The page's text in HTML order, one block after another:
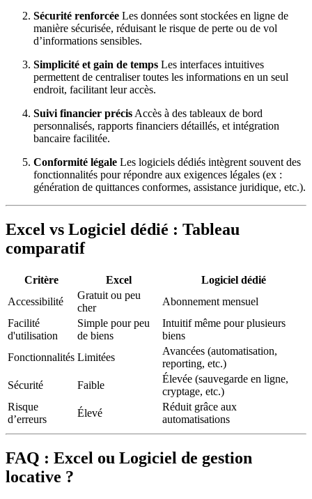
Sécurité renforcée Les données sont stockées en ligne de
manière sécurisée, réduisant le risque de perte ou de vol
d’informations sensibles.
Simplicité et gain de temps Les interfaces intuitives
permettent de centraliser toutes les informations en un seul
endroit, facilitant leur accès.
Suivi financier précis Accès à des tableaux de bord
personnalisés, rapports financiers détaillés, et intégration
bancaire facilitée.
Conformité légale Les logiciels dédiés intègrent souvent des
fonctionnalités pour répondre aux exigences légales (ex :
génération de quittances conformes, assistance juridique, etc.).
Excel vs Logiciel dédié : Tableau
comparatif
Critère Excel
Logiciel dédié
Accessibilité
Gratuit ou peu
cher
Abonnement mensuel
Facilité
d'utilisation
Simple pour peu
de biens
Intuitif même pour plusieurs
biens
Fonctionnalités Limitées
Avancées (automatisation,
reporting, etc.)
Sécurité
Faible
Élevée (sauvegarde en ligne,
cryptage, etc.)
Risque
d’erreurs
Élevé
Réduit grâce aux
automatisations
FAQ : Excel ou Logiciel de gestion
locative ?